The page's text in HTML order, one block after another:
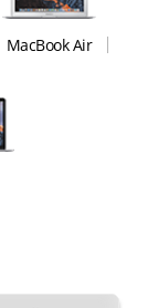
MacBook Air